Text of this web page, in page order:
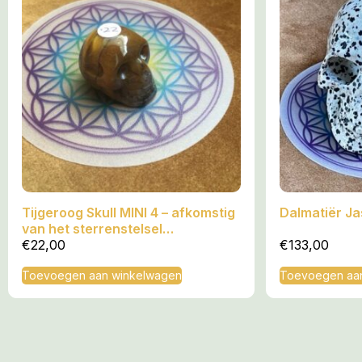
Tijgeroog Skull MINI 4 – afkomstig
van het sterrenstelsel
Andromeda = 3 x 2.5 x 2.5 cm
€22,00
Toevoegen aan winkelwagen
Dalmatiër
€133,00
Toevoegen